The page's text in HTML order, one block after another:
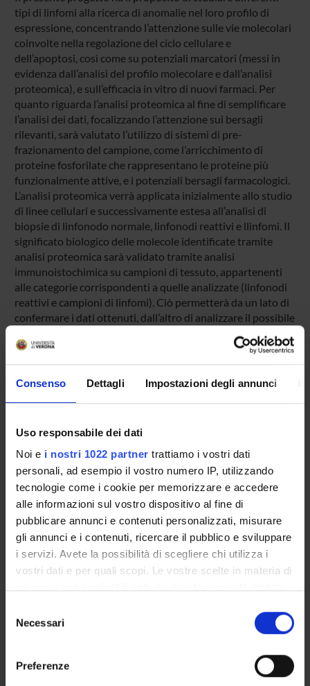
Consenso Dettagli Impostazioni degli annunci
Uso responsabile dei dati
Noi e i nostri 1022 partner trattiamo i vostri dati
personali, ad esempio il vostro numero IP, utilizzando
tecnologie come i cookie per memorizzare e accedere
alle informazioni sul vostro dispositivo al fine di
pubblicare annunci e contenuti personalizzati, misurare
gli annunci e i contenuti, ricercare il pubblico e sviluppare
i servizi. Avete la possibilità di scegliere chi utilizza i
vostri dati e per quali scopi. Le vostre scelte in materia di
modificare o revocare il proprio consenso in qualsiasi
momento dalla Dichiarazione sui cookie o facendo clic
delNecessari
Preferenze
tipi di linfomi alla ricerca di anomalie nel loro profilo di
espressione, concentrando l’attenzione sulle vie molecolari
coinvolte nella regolazione del ciclo cellulare e
dell’apoptosi, così come su potenziali marcatori (messi in
evidenza dall’analisi del profilo molecolare e dall’analisi
proteomica), e sull’efficacia in vitro di nuovi farmaci. Per
quanto riguarda l’analisi proteomica al fine di semplificare
l’analisi dei dati, focalizzando l’attenzione sui bersagli
rilevanti, sarà valutato l’utilizzo di sistemi di pre-
frazionamento del campione, come l’arricchimento di
proteine fosforilate che rappresentano le proteine più
funzionalmente attive, e i potenziali bersagli farmacologici.
L’analisi proteomica verrà applicata inizialmente allo studio
di linee cellulari e successivamente estesa all’analisi di
biopsie di linfonodo normale, linfonodi reattivi e llinfomi. Il
significato biologico delle molecole identificate tramite
analisi proteomica sarà validato tramite analisi
immunoistochimica su campioni di tessuto, appartenenti
alle categorie corrispondenti a quelle analizzate (linfonodi
reattivi e campioni di linfomi). Ciò permetterà da un lato di
confermare i dati ottenuti, dall’altro di analizzare il possibile
utilizzo diagnostico del marcatore. Per quanto riguarda la
manipolazione farmacologica di linee cellulari di linfoma a
cellule del mantello, verrà valutata l’azione farmacologica
del resveratrolo ed in un secondo tempo verranno testati
farmaci inibitori di istone-deacetilasi.
ENTI FINANZIATORI:
A.I.R.C. Associazione Italiana per la Ricerca sul Cancro
Finanziamento: assegnato e gestito dal Dipartimento
PARTECIPANTI AL PROGETTO
Marco Chilosi